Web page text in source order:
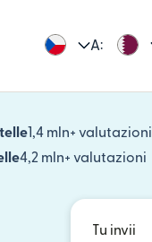
A:
1,4 mln+ valutazioni
4,2 mln+ valutazioni
Tu invii